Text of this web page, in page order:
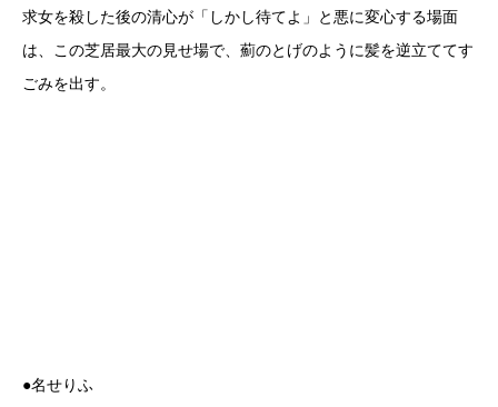
求女を殺した後の清心が「しかし待てよ」と悪に変心する場面
は、この芝居最大の見せ場で、薊のとげのように髪を逆立ててす
ごみを出す。
●名せりふ